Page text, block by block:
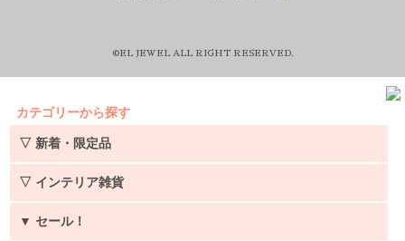
©EL JEWEL ALL RIGHT RESERVED.
カテゴリーから探す
▽ 新着・限定品
▽ インテリア雑貨
▼ セール！